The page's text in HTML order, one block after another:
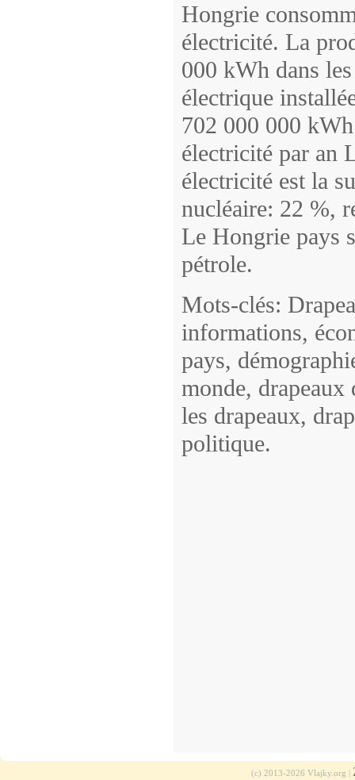
Hongrie
électricité. La
000 kWh dans
électrique
702 000 000
électricité par an
électricité est la
nucléaire: 22 %,
Le Hongrie pays
pétrole.
Mots-clés:
informations,
pays,
monde, drapeaux
les drapeaux,
politique.
(c) 2013-2026 Vlajky.org |